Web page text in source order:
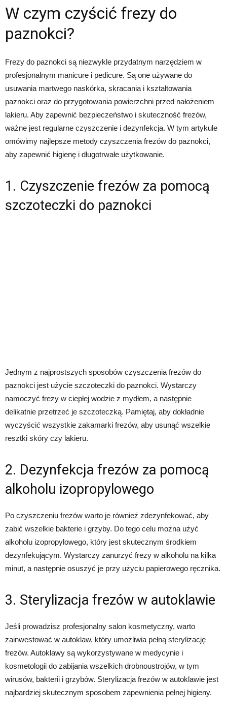
W czym czyścić frezy do
paznokci?
Frezy do paznokci są niezwykle przydatnym narzędziem w
profesjonalnym manicure i pedicure. Są one używane do
usuwania martwego naskórka, skracania i kształtowania
paznokci oraz do przygotowania powierzchni przed nałożeniem
lakieru. Aby zapewnić bezpieczeństwo i skuteczność frezów,
ważne jest regularne czyszczenie i dezynfekcja. W tym artykule
omówimy najlepsze metody czyszczenia frezów do paznokci,
aby zapewnić higienę i długotrwałe użytkowanie.
1. Czyszczenie frezów za pomocą
szczoteczki do paznokci
Jednym z najprostszych sposobów czyszczenia frezów do
paznokci jest użycie szczoteczki do paznokci. Wystarczy
namoczyć frezy w ciepłej wodzie z mydłem, a następnie
delikatnie przetrzeć je szczoteczką. Pamiętaj, aby dokładnie
wyczyścić wszystkie zakamarki frezów, aby usunąć wszelkie
resztki skóry czy lakieru.
2. Dezynfekcja frezów za pomocą
alkoholu izopropylowego
Po czyszczeniu frezów warto je również zdezynfekować, aby
zabić wszelkie bakterie i grzyby. Do tego celu można użyć
alkoholu izopropylowego, który jest skutecznym środkiem
dezynfekującym. Wystarczy zanurzyć frezy w alkoholu na kilka
minut, a następnie osuszyć je przy użyciu papierowego ręcznika.
3. Sterylizacja frezów w autoklawie
Jeśli prowadzisz profesjonalny salon kosmetyczny, warto
zainwestować w autoklaw, który umożliwia pełną sterylizację
frezów. Autoklawy są wykorzystywane w medycynie i
kosmetologii do zabijania wszelkich drobnoustrojów, w tym
wirusów, bakterii i grzybów. Sterylizacja frezów w autoklawie jest
najbardziej skutecznym sposobem zapewnienia pełnej higieny.